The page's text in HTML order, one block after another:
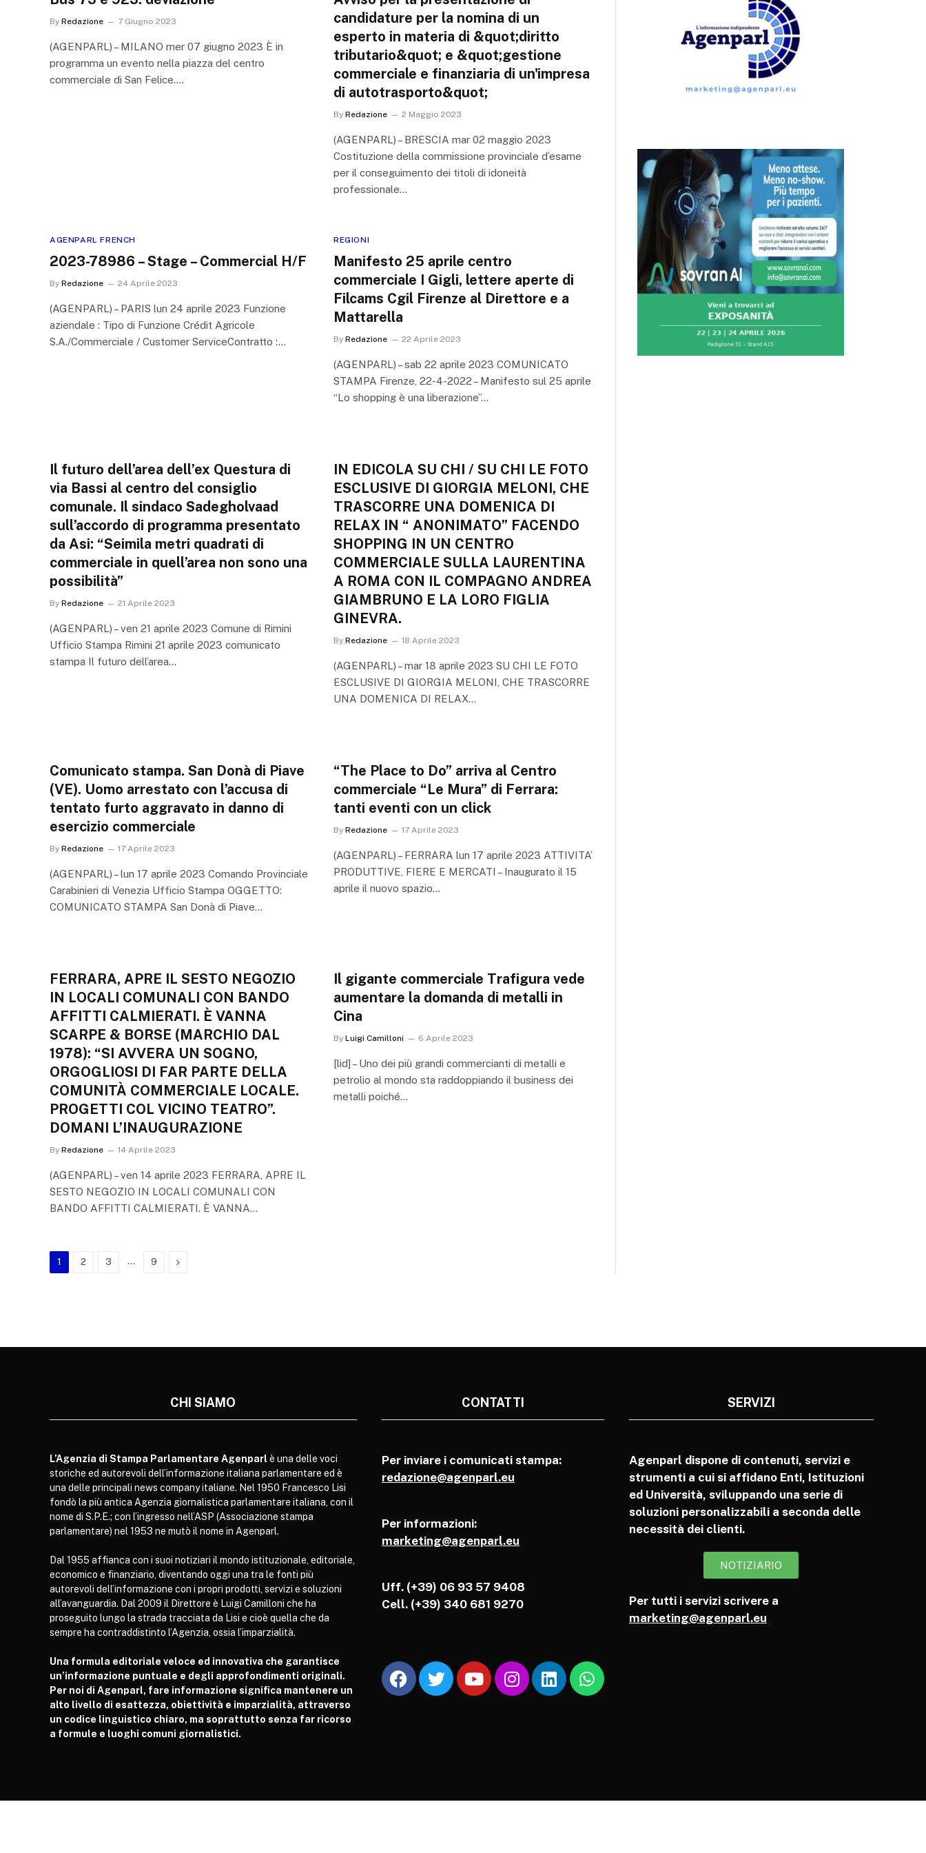
By Redazione 7 Giugno 2023
(AGENPARL) – MILANO mer 07 giugno 2023 È in
programma un evento nella piazza del centro
commerciale di San Felice.…
candidature per la nomina di un
esperto in materia di &quot;diritto
tributario&quot; e &quot;gestione
commerciale e finanziaria di un'impresa
di autotrasporto&quot;
By Redazione 2 Maggio 2023
(AGENPARL) – BRESCIA mar 02 maggio 2023
Costituzione della commissione provinciale d’esame
per il conseguimento dei titoli di idoneità
professionale…
AGENPARL FRENCH
2023-78986 – Stage – Commercial H/F
By Redazione 24 Aprile 2023
(AGENPARL) – PARIS lun 24 aprile 2023 Funzione
aziendale : Tipo di Funzione Crédit Agricole
S.A./Commerciale / Customer ServiceContratto :…
REGIONI
Manifesto 25 aprile centro
commerciale I Gigli, lettere aperte di
Filcams Cgil Firenze al Direttore e a
Mattarella
By Redazione 22 Aprile 2023
(AGENPARL) – sab 22 aprile 2023 COMUNICATO
STAMPA Firenze, 22-4-2022 – Manifesto sul 25 aprile
“Lo shopping è una liberazione”…
Il futuro dell’area dell’ex Questura di
via Bassi al centro del consiglio
comunale. Il sindaco Sadegholvaad
sull’accordo di programma presentato
da Asi: “Seimila metri quadrati di
commerciale in quell’area non sono una
possibilità”
By Redazione 21 Aprile 2023
(AGENPARL) – ven 21 aprile 2023 Comune di Rimini
Ufficio Stampa Rimini 21 aprile 2023 comunicato
stampa Il futuro dell’area…
IN EDICOLA SU CHI / SU CHI LE FOTO
ESCLUSIVE DI GIORGIA MELONI, CHE
TRASCORRE UNA DOMENICA DI
RELAX IN “ ANONIMATO” FACENDO
SHOPPING IN UN CENTRO
COMMERCIALE SULLA LAURENTINA
A ROMA CON IL COMPAGNO ANDREA
GIAMBRUNO E LA LORO FIGLIA
GINEVRA.
By Redazione 18 Aprile 2023
(AGENPARL) – mar 18 aprile 2023 SU CHI LE FOTO
ESCLUSIVE DI GIORGIA MELONI, CHE TRASCORRE
UNA DOMENICA DI RELAX…
Comunicato stampa. San Donà di Piave
(VE). Uomo arrestato con l’accusa di
tentato furto aggravato in danno di
esercizio commerciale
By Redazione 17 Aprile 2023
(AGENPARL) – lun 17 aprile 2023 Comando Provinciale
Carabinieri di Venezia Ufficio Stampa OGGETTO:
COMUNICATO STAMPA San Donà di Piave…
“The Place to Do” arriva al Centro
commerciale “Le Mura” di Ferrara:
tanti eventi con un click
By Redazione 17 Aprile 2023
(AGENPARL) – FERRARA lun 17 aprile 2023 ATTIVITA’
PRODUTTIVE, FIERE E MERCATI – Inaugurato il 15
aprile il nuovo spazio…
FERRARA, APRE IL SESTO NEGOZIO
IN LOCALI COMUNALI CON BANDO
AFFITTI CALMIERATI. È VANNA
SCARPE & BORSE (MARCHIO DAL
1978): “SI AVVERA UN SOGNO,
ORGOGLIOSI DI FAR PARTE DELLA
COMUNITÀ COMMERCIALE LOCALE.
PROGETTI COL VICINO TEATRO”.
DOMANI L’INAUGURAZIONE
By Redazione 14 Aprile 2023
(AGENPARL) – ven 14 aprile 2023 FERRARA, APRE IL
SESTO NEGOZIO IN LOCALI COMUNALI CON
BANDO AFFITTI CALMIERATI. È VANNA…
Il gigante commerciale Trafigura vede
aumentare la domanda di metalli in
Cina
By Luigi Camilloni 6 Aprile 2023
[lid] – Uno dei più grandi commercianti di metalli e
petrolio al mondo sta raddoppiando il business dei
metalli poiché…
1 2 3 … 9 Next
CHI SIAMO
L’Agenzia di Stampa Parlamentare Agenparl è una delle voci
storiche ed autorevoli dell’informazione italiana parlamentare ed è
una delle principali news company italiane. Nel 1950 Francesco Lisi
fondò la più antica Agenzia giornalistica parlamentare italiana, con il
nome di S.P.E.; con l’ingresso nell’ASP (Associazione stampa
parlamentare) nel 1953 ne mutò il nome in Agenparl.
Dal 1955 affianca con i suoi notiziari il mondo istituzionale, editoriale,
economico e finanziario, diventando oggi una tra le fonti più
autorevoli dell’informazione con i propri prodotti, servizi e soluzioni
all’avanguardia. Dal 2009 il Direttore è Luigi Camilloni che ha
proseguito lungo la strada tracciata da Lisi e cioè quella che da
sempre ha contraddistinto l’Agenzia, ossia l’imparzialità.
Una formula editoriale veloce ed innovativa che garantisce
un’informazione puntuale e degli approfondimenti originali.
Per noi di Agenparl, fare informazione significa mantenere un
alto livello di esattezza, obiettività e imparzialità, attraverso
un codice linguistico chiaro, ma soprattutto senza far ricorso
a formule e luoghi comuni giornalistici.
CONTATTI
Per inviare i comunicati stampa:
redazione@agenparl.eu
Per informazioni:
marketing@agenparl.eu
Uff. (+39) 06 93 57 9408
Cell. (+39) 340 681 9270
SERVIZI
Agenparl dispone di contenuti, servizi e
strumenti a cui si affidano Enti, Istituzioni
ed Università, sviluppando una serie di
soluzioni personalizzabili a seconda delle
necessità dei clienti.
NOTIZIARIO
Per tutti i servizi scrivere a
marketing@agenparl.eu